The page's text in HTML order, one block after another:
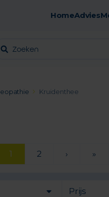
Gratis
HomeAdvies
Kruidenthee
1 2 › »
Prijs